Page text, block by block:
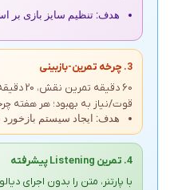
هدف: تنظیم سایز بازی بر
3. چرخه تمرین-بازبینی
قوت/نیاز به بهبود؛ هر هفته
هدف: ایجاد سیستم
4. تمرین Listening پیشرفته
با پارتنر، متن را بدون اجرای